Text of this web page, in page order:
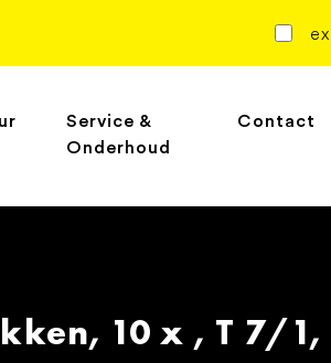
Service &
Onderhoud
Contact
10 x , T 7/